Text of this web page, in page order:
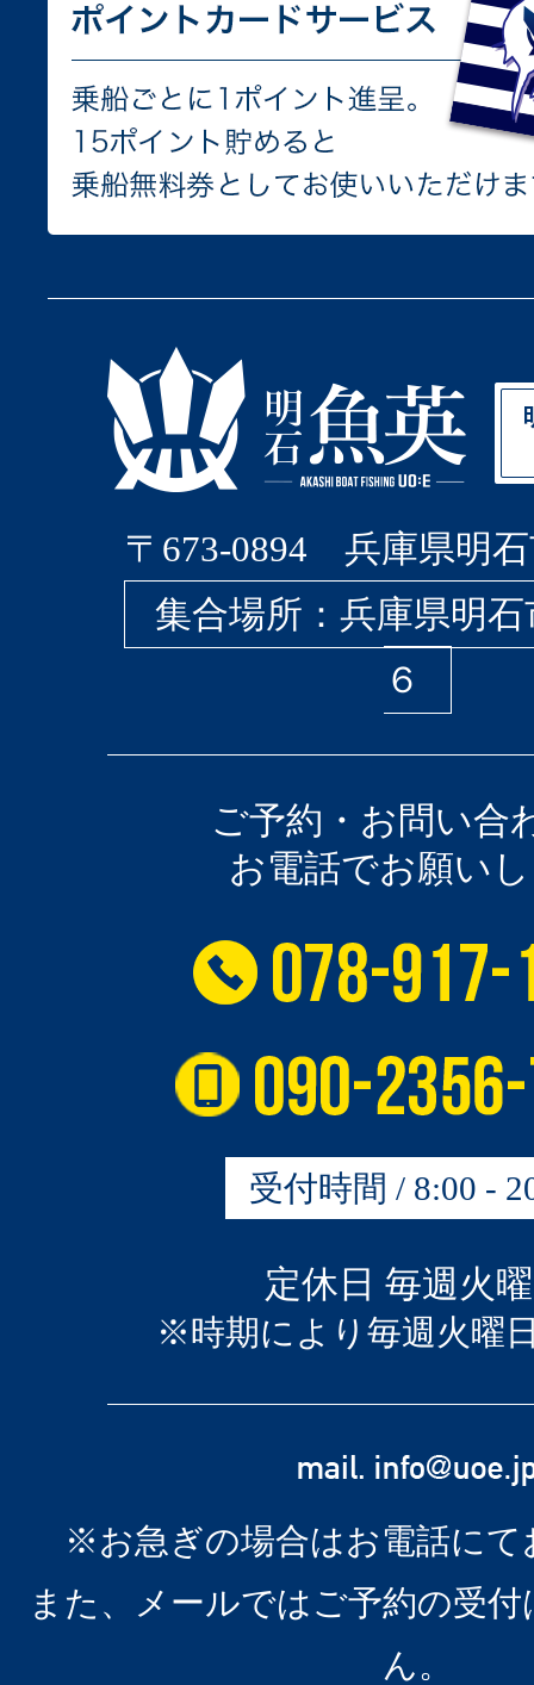
〒673-0894 兵庫県明石
集合場所：兵庫県明
６
ご予約・お問い合
お電話でお願い
受付時間 / 8:00 -
定休日 毎週火
※時期により毎週火曜
※お急ぎの場合はお電話にて
また、メールではご予約の受
ん。